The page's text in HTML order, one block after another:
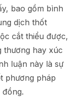
bao gồm bình
dịch thốt
cắt thiểu được,
thương hay xúc
luận này là sự
phương pháp